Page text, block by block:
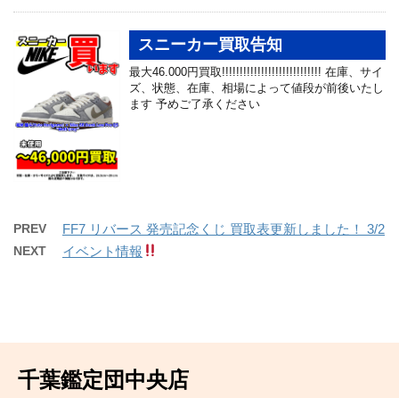
スニーカー買取告知
最大46.000円買取!!!!!!!!!!!!!!!!!!!!!!!!!!!! 在庫、サイ
ズ、状態、在庫、相場によって値段が前後いたし
ます 予めご了承ください
PREV FF7 リバース 発売記念くじ 買取表更新しました！ 3/2
NEXT イベント情報
千葉鑑定団中央店